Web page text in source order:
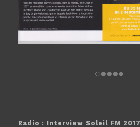
Radio : Interview Soleil FM 2017